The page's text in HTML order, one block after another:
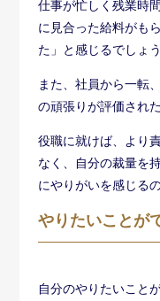
仕事が忙しく残業時
に見合った給料がも
た」と感じるでしょう
また、社員から一転
の頑張りが評価され
役職に就けば、より
なく、自分の裁量を
にやりがいを感じるの
やりたいことが
自分のやりたいこと